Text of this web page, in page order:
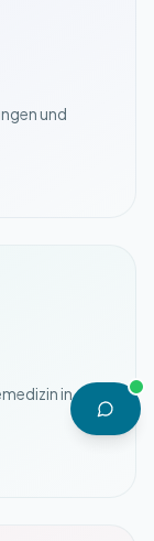
und
in